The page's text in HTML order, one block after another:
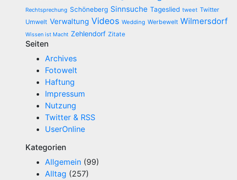
Rechtsprechung Schöneberg Sinnsuche Tageslied tweet Twitter
Umwelt Verwaltung Videos Wedding Werbewelt Wilmersdorf
Wissen ist Macht Zehlendorf Zitate
Seiten
Archives
Fotowelt
Haftung
Impressum
Nutzung
Twitter & RSS
UserOnline
Kategorien
Allgemein (99)
Alltag (257)